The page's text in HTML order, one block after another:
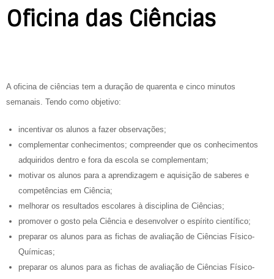
Oficina das Ciências
A oficina de ciências tem a duração de quarenta e cinco minutos
semanais. Tendo como objetivo:
incentivar os alunos a fazer observações;
complementar conhecimentos; compreender que os conhecimentos
adquiridos dentro e fora da escola se complementam;
motivar os alunos para a aprendizagem e aquisição de saberes e
competências em Ciência;
melhorar os resultados escolares à disciplina de Ciências;
promover o gosto pela Ciência e desenvolver o espírito científico;
preparar os alunos para as fichas de avaliação de Ciências Físico-
Químicas;
preparar os alunos para as fichas de avaliação de Ciências Físico-